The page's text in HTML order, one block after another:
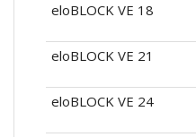
eloBLOCK VE 18
eloBLOCK VE 21
eloBLOCK VE 24